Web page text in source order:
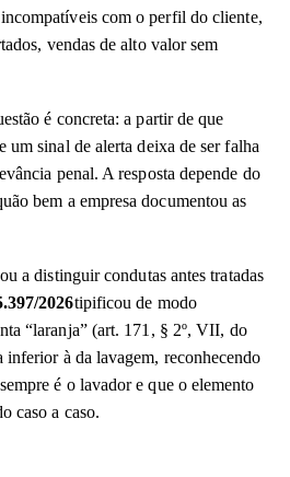
com o perfil do cliente,
vendas de alto valor sem
é concreta: a partir de que
um sinal de alerta deixa de ser falha
penal. A resposta depende do
bem a empresa documentou as
a distinguir condutas antes tratadas
2026tipificou de modo
“laranja” (art. 171, § 2º, VII, do
à da lavagem, reconhecendo
é o lavador e que o elemento
caso a caso.